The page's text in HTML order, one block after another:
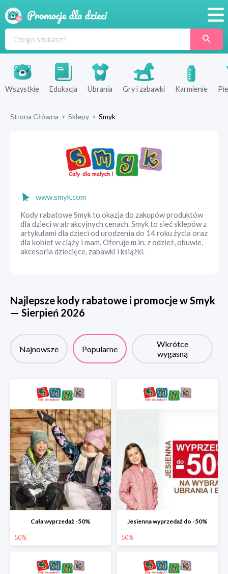
Produkty
Sklepy
Wszystkie Edukacja Ubrania Gry i zabawki Karmienie
Strona Główna > Sklepy > Smyk
www.smyk.com
Kody rabatowe Smyk to okazja do zakupów produktów
dla dzieci w atrakcyjnych cenach. Smyk to sieć sklepów z
artykułami dla dzieci od urodzenia do 14 roku życia oraz
dla kobiet w ciąży i mam. Oferuje m.in. z odzież, obuwie,
akcesoria dziecięce, zabawki i książki.
Najlepsze kody rabatowe i promocje wSmyk
— Sierpień 2026
Najnowsze Popularne
Wkrótce
wygasną
Cała wyprzedaż -50%
50%
Jesienna wyprzedaż do -50%
50%